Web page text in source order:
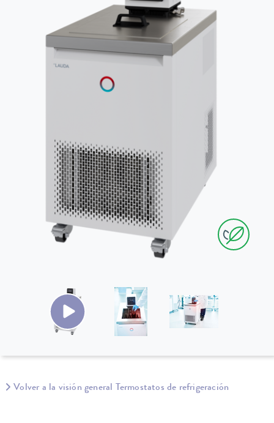
Volver a la visión general Termostatos de refrigeración